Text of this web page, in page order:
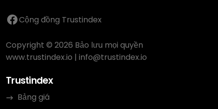
Cộng đồng Trustindex
Copyright © 2026 Bảo lưu mọi quyền
www.trustindex.io | info@trustindex.io
Trustindex
Bảng giá